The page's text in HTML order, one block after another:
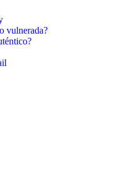
vulnerada?